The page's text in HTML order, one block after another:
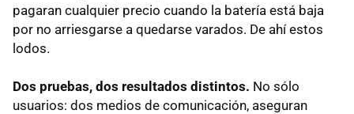
pagaran cualquier precio cuando la batería está baja
por no arriesgarse a quedarse varados. De ahí estos
lodos.
Dos pruebas, dos resultados distintos. No sólo
usuarios: dos medios de comunicación, aseguran